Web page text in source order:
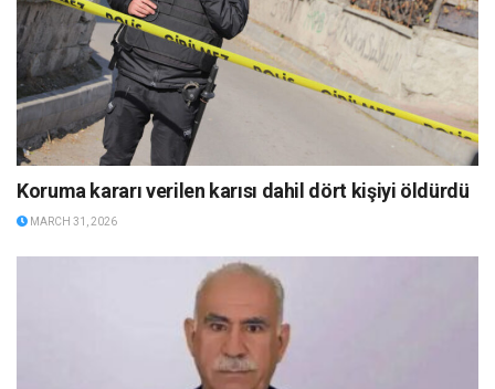
Koruma kararı verilen karısı dahil dört kişiyi öldürdü
MARCH 31, 2026